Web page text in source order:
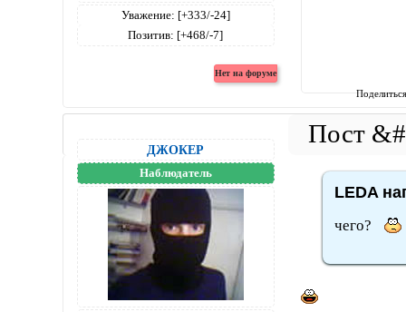
Уважение: [+333/-24]
Позитив: [+468/-7]
ДЖОКЕР
Наблюдатель
LEDA
чего?